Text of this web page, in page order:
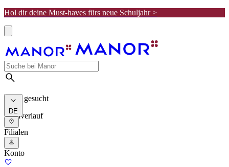
Hol dir deine Must-haves fürs neue Schuljahr >
Meist gesucht
Suchverlauf
DE
Filialen
Konto